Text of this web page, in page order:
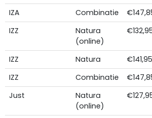
IZA
Combinatie
IZZ
Natura
(online)
IZZ Natura €141,95
IZZ
Combinatie
Just
Natura
(online)